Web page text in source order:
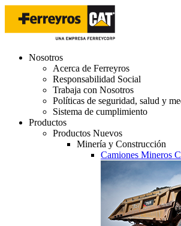
Nosotros
Acerca de Ferreyros
Responsabilidad Social
Trabaja con Nosotros
Políticas de seguridad, salud y
Sistema de cumplimiento
Productos
Productos Nuevos
Minería y Construcción
Camiones Mineros